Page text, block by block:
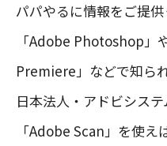
パパやるに情報をご提
「Adobe Photoshop」
Premiere」などで知ら
日本法人・アドビシス
「Adobe Scan」を使